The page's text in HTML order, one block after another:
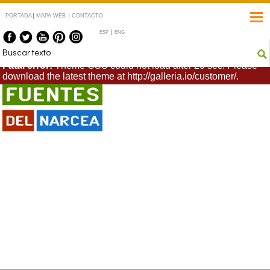
Fatal error:Theme CSS could not load after 20 sec. Please
download the latest theme at http://galleria.io/customer/.
PORTADA MAPA WEB CONTACTO
ESP ENG
Fuentes del Narcea